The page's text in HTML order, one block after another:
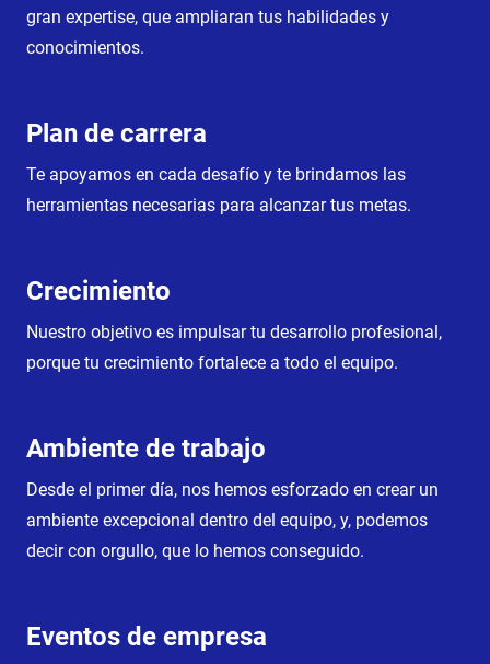
gran expertise, que ampliaran tus habilidades y
conocimientos.
Plan de carrera
Te apoyamos en cada desafío y te brindamos las
herramientas necesarias para alcanzar tus metas.
Crecimiento
Nuestro objetivo es impulsar tu desarrollo profesional,
porque tu crecimiento fortalece a todo el equipo.
Ambiente de trabajo
Desde el primer día, nos hemos esforzado en crear un
ambiente excepcional dentro del equipo, y, podemos
decir con orgullo, que lo hemos conseguido.
Eventos de empresa